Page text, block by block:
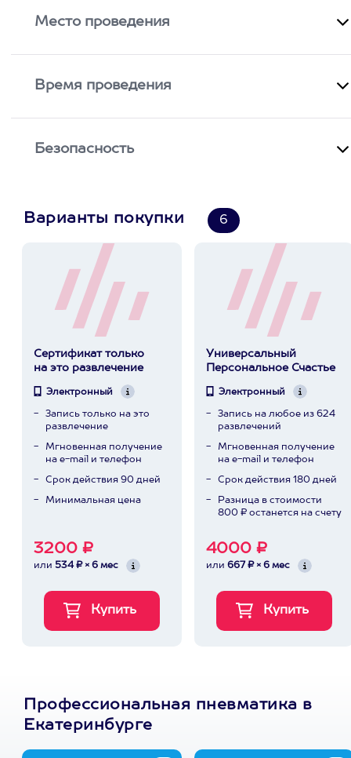
Место проведения
Время проведения
Безопасность
Варианты покупки 6
Сертификат только
на это развлечение
Электронный
Запись только на это
развлечение
Мгновенная получение
на e-mail и телефон
Срок действия 90 дней
Минимальная цена
3200 ₽
или 534 ₽ × 6 мес
Универсальный
Персональное Счастье
Электронный
Запись на любое из 624
развлечений
Мгновенная получение
на e-mail и телефон
Срок действия 180 дней
Разница в стоимости
800 ₽ останется на счету
4000 ₽
или 667 ₽ × 6 мес
Профессиональная пневматика в
Екатеринбурге